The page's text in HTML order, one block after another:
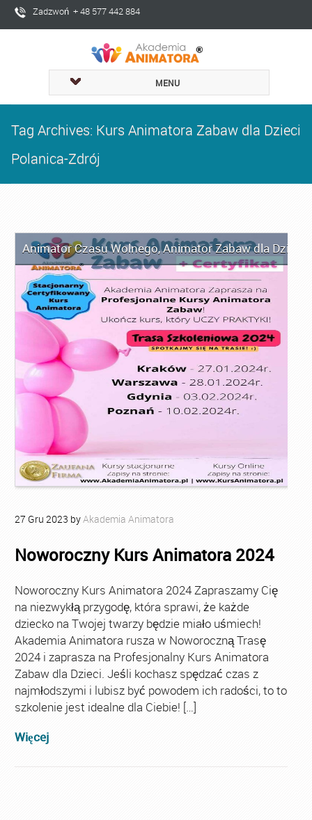
Zadzwoń + 48 577 442 884
MENU
Tag Archives: Kurs Animatora Zabaw dla Dzieci
Polanica-Zdrój
Animator Czasu Wolnego,Animator Zabaw dla Dzieci
27 Gru 2023 byAkademia Animatora
Noworoczny Kurs Animatora 2024
Noworoczny Kurs Animatora 2024 Zapraszamy Cię
na niezwykłą przygodę, która sprawi, że każde
dziecko na Twojej twarzy będzie miało uśmiech!
Akademia Animatora rusza w Noworoczną Trasę
2024 i zaprasza na Profesjonalny Kurs Animatora
Zabaw dla Dzieci. Jeśli kochasz spędzać czas z
najmłodszymi i lubisz być powodem ich radości, to to
szkolenie jest idealne dla Ciebie! […]
Więcej